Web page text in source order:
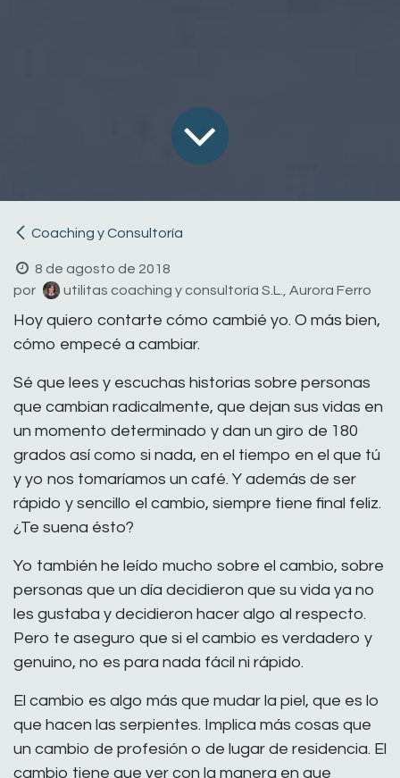
Coaching y Consultoría
8 de agosto de 2018
por
utilitas coaching y consultoría S.L., Aurora Ferro
Hoy quiero contarte cómo cambié yo. O más bien,
cómo empecé a cambiar.
Sé que lees y escuchas historias sobre personas
que cambian radicalmente, que dejan sus vidas en
un momento determinado y dan un giro de 180
grados así como si nada, en el tiempo en el que tú
y yo nos tomaríamos un café. Y además de ser
rápido y sencillo el cambio, siempre tiene final feliz.
¿Te suena ésto?
Yo también he leído mucho sobre el cambio, sobre
personas que un día decidieron que su vida ya no
les gustaba y decidieron hacer algo al respecto.
Pero te aseguro que si el cambio es verdadero y
genuino, no es para nada fácil ni rápido.
El cambio es algo más que mudar la piel, que es lo
que hacen las serpientes. Implica más cosas que
un cambio de profesión o de lugar de residencia. El
cambio tiene que ver con la manera en que